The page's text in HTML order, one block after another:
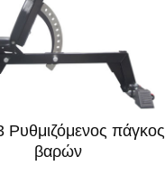
Ρυθμιζόμενος πάγκος
βαρών